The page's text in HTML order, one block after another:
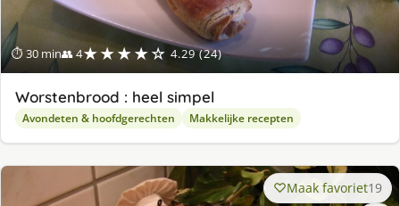
⏱ 30 min👥 4★★★★☆ 4.29 (24)
Worstenbrood : heel simpel
Avondeten & hoofdgerechten Makkelijke recepten
Maak favoriet19